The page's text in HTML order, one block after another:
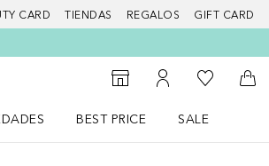
CARD TIENDAS REGALOS GIFT CARD
Al Storefinder
Mi cuenta
Mi lista de
A
BEST PRICE
SALE